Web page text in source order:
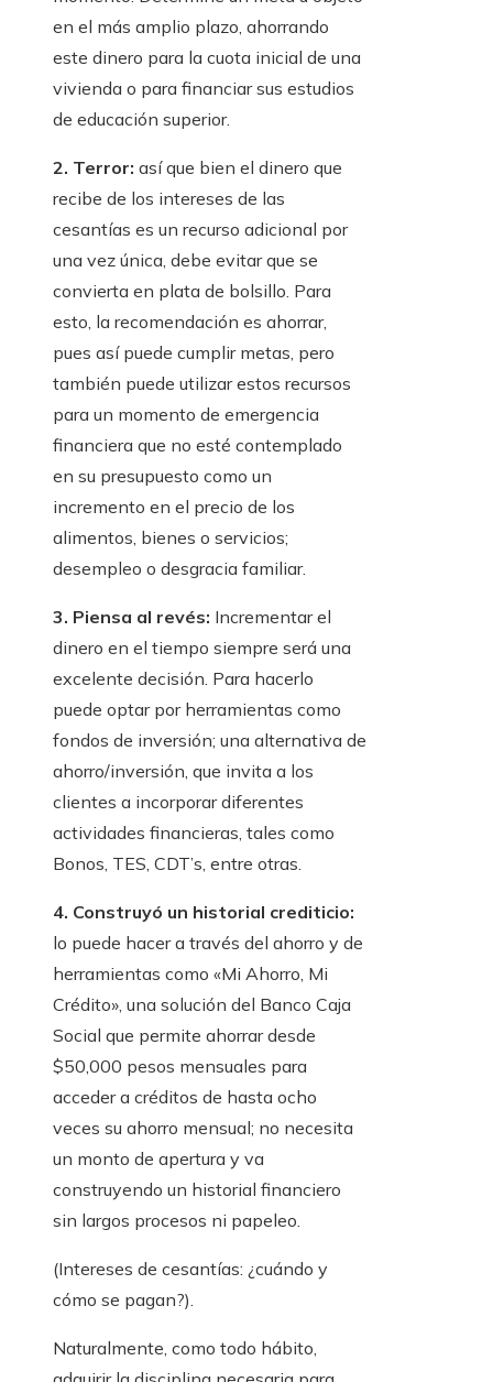
en el más amplio plazo, ahorrando
este dinero para la cuota inicial de una
vivienda o para financiar sus estudios
de educación superior.
2. Terror: así que bien el dinero que
recibe de los intereses de las
cesantías es un recurso adicional por
una vez única, debe evitar que se
convierta en plata de bolsillo. Para
esto, la recomendación es ahorrar,
pues así puede cumplir metas, pero
también puede utilizar estos recursos
para un momento de emergencia
financiera que no esté contemplado
en su presupuesto como un
incremento en el precio de los
alimentos, bienes o servicios;
desempleo o desgracia familiar.
3. Piensa al revés: Incrementar el
dinero en el tiempo siempre será una
excelente decisión. Para hacerlo
puede optar por herramientas como
fondos de inversión; una alternativa de
ahorro/inversión, que invita a los
clientes a incorporar diferentes
actividades financieras, tales como
Bonos, TES, CDT’s, entre otras.
4. Construyó un historial crediticio:
lo puede hacer a través del ahorro y de
herramientas como «Mi Ahorro, Mi
Crédito», una solución del Banco Caja
Social que permite ahorrar desde
$50,000 pesos mensuales para
acceder a créditos de hasta ocho
veces su ahorro mensual; no necesita
un monto de apertura y va
construyendo un historial financiero
sin largos procesos ni papeleo.
(Intereses de cesantías: ¿cuándo y
cómo se pagan?).
Naturalmente, como todo hábito,